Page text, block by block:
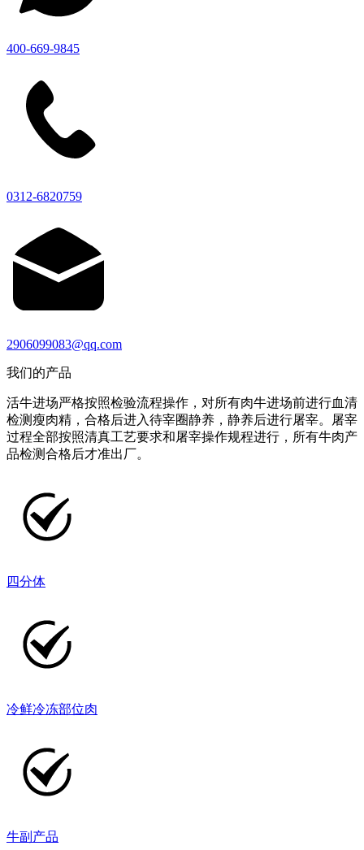
400-669-9845
0312-6820759
2906099083@qq.com
我们的产品
活牛进场严格按照检验流程操作，对所有肉牛进场前进行血清
检测瘦肉精，合格后进入待宰圈静养，静养后进行屠宰。屠宰
过程全部按照清真工艺要求和屠宰操作规程进行，所有牛肉产
品检测合格后才准出厂。
四分体
冷鲜冷冻部位肉
牛副产品